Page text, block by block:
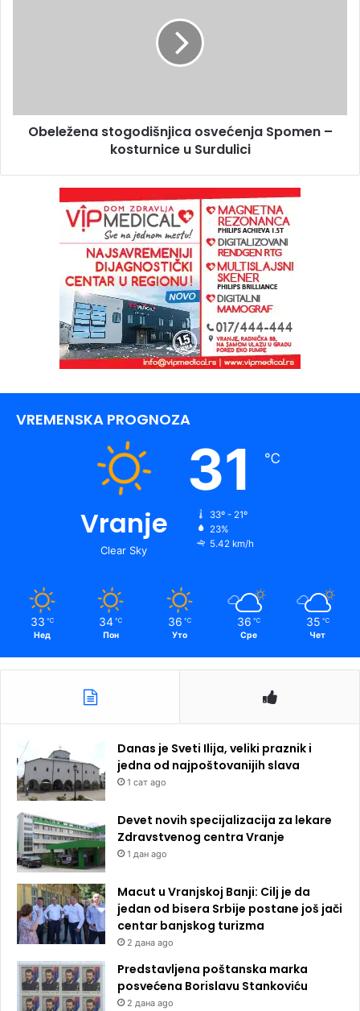
Obeležena stogodišnjica osvećenja Spomen –
kosturnice u Surdulici
VREMENSKA PROGNOZA
Vranje
Clear Sky
31 ℃
33º - 21º
23%
5.42 km/h
33 ℃
Нед
34 ℃
Пон
36 ℃
Уто
36 ℃
Сре
35 ℃
Чет
Danas je Sveti Ilija, veliki praznik i
jedna od najpoštovanijih slava
1 сат ago
Devet novih specijalizacija za lekare
Zdravstvenog centra Vranje
1 дан ago
Macut u Vranjskoj Banji: Cilj je da
jedan od bisera Srbije postane još jači
centar banjskog turizma
2 дана ago
Predstavljena poštanska marka
posvećena Borislavu Stankoviću
2 дана ago